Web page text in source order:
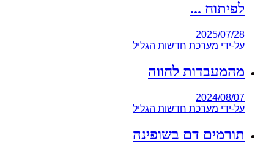
לפיתוח ...
2025/07/28
על-ידי מערכת חדשות הגליל
מהמעבדות לחווה
2024/08/07
על-ידי מערכת חדשות הגליל
תורמים דם בשופינה